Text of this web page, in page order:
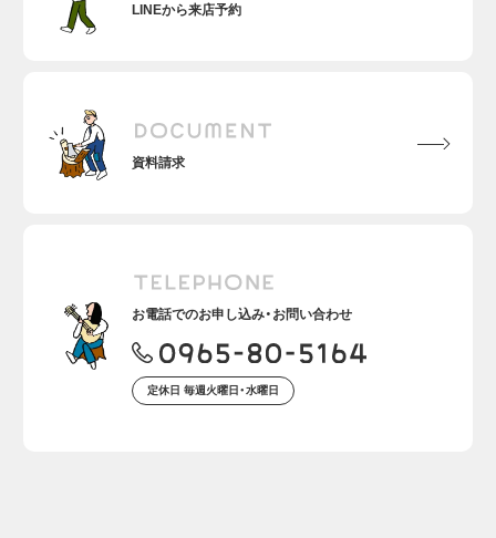
LINEから来店予約
資料請求
お電話でのお申し込み・お問い合わせ
定休日 毎週火曜日・水曜日